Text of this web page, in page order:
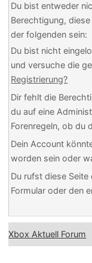
Du bist entweder
Berechtigung,
der folgenden sein:
Du bist nicht
und versuche die
Registrierung?
Dir fehlt die
du auf eine
Forenregeln, ob du
Dein Account
worden sein oder
Du rufst diese
Formular oder den
Xbox Aktuell Forum